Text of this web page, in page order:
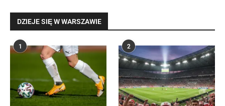
DZIEJE SIĘ W WARSZAWIE
1 2